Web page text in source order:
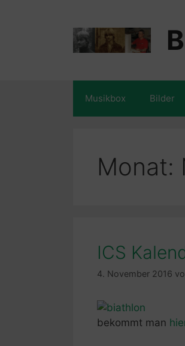
Musikbox Bilder
Monat:
ICS
4. November 2016
bekommt man